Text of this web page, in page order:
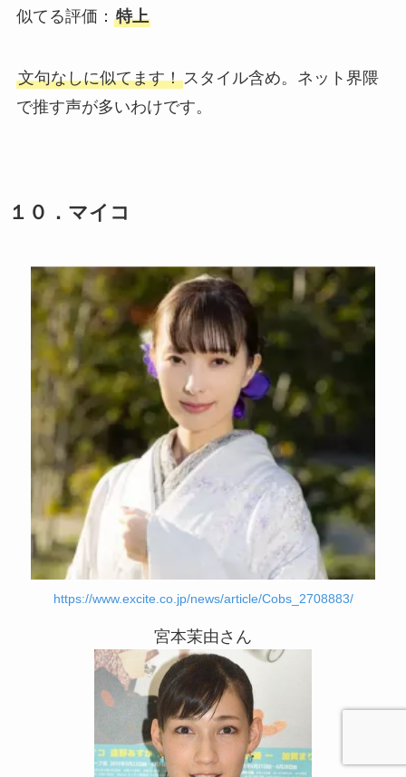
似てる評価： 特上
文句なしに似てます！スタイル含め。ネット界隈
で推す声が多いわけです。
１０．マイコ
https://www.excite.co.jp/news/article/Cobs_2708883/
宮本茉由さん